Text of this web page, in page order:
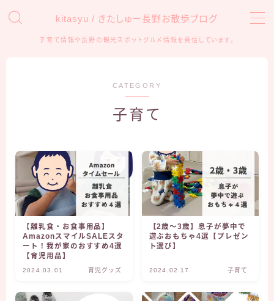
kitasyu / きたしゅー長野お散歩ブログ
子育て情報や長野の観光スポットグルメ情報を発信しています。
MENU
信州の観光・遊び場
子育て
育児グッズ
知育・学習
グルメ
安曇野
CATEGORY
子育て
【離乳食・お食事用品】
AmazonスマイルSALEスタ
ート！我が家のおすすめ4選
【育児用品】
2024.03.01 育児グッズ
【2歳〜3歳】息子が夢中で
遊ぶおもちゃ4選【プレゼン
ト選び】
2024.02.17 子育て